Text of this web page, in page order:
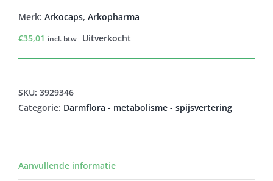
Merk: Arkocaps, Arkopharma
€35,01 incl. btw Uitverkocht
SKU: 3929346
Categorie: Darmflora - metabolisme - spijsvertering
Aanvullende informatie